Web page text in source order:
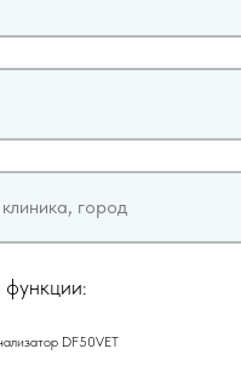
город
функции:
DF50VET